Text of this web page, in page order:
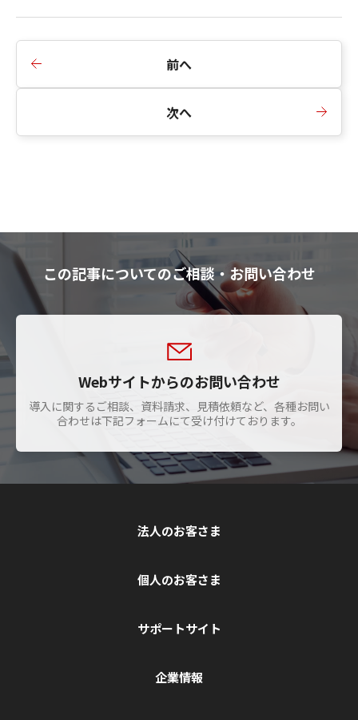
前へ
次へ
この記事についてのご相談・お問い合わせ
Webサイトからのお問い合わせ
導入に関するご相談、資料請求、見積依頼など、各種お問い
合わせは下記フォームにて受け付けております。
法人のお客さま
個人のお客さま
サポートサイト
企業情報